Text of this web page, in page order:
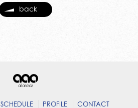
back
SCHEDULE PROFILE CONTACT